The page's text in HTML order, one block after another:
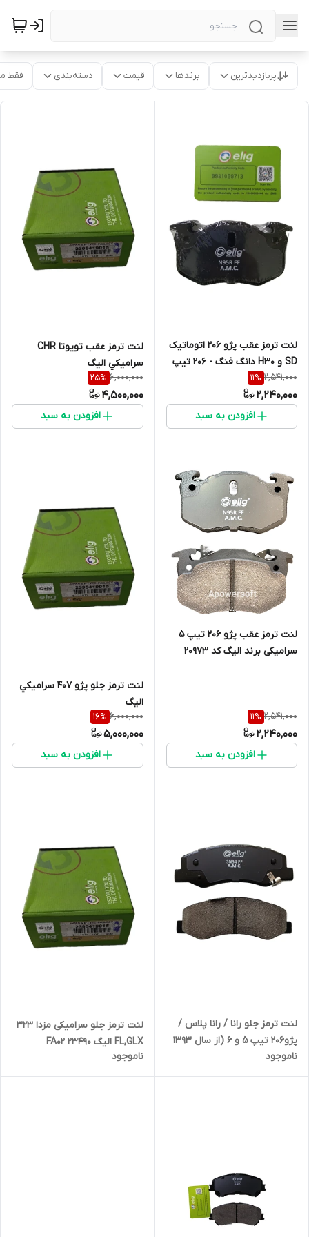
پربازدیدترین برندها قیمت دسته‌بندی فقط
لنت ترمز عقب پژو 206 اتوماتیک
SD و H30 دانگ فنگ - 206 تیپ
20973 الیگ PA05
2,541,000
11%
2,240,000
افزودن به سبد
لنت ترمز عقب تويوتا CHR
سراميکي الیگ
6,000,000
25%
4,500,000
افزودن به سبد
لنت ترمز عقب پژو ۲۰۶ تیپ ۵
سرامیکی برند الیگ کد 20973
2,541,000
11%
2,240,000
افزودن به سبد
لنت ترمز جلو پژو 407 سراميکي
الیگ
6,000,000
16%
5,000,000
افزودن به سبد
لنت ترمز جلو رانا / رانا پلاس /
پژو206 تیپ 5 و 6 (از سال 1393
به بعد) / 206صندوقدار V8
ناموجود
لنت ترمز جلو سرامیکی مزدا 323
FL,GLX الیگ 23490 FA02
ناموجود